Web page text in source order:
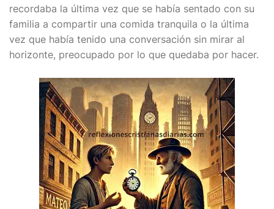
recordaba la última vez que se había sentado con su
familia a compartir una comida tranquila o la última
vez que había tenido una conversación sin mirar al
horizonte, preocupado por lo que quedaba por hacer.